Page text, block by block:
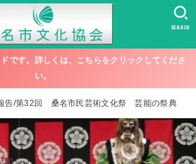
SEARCH
です。詳しくは、こちらをクリックしてくださ
い。
告 第32回 桑名市民芸術文化祭 芸能の祭典